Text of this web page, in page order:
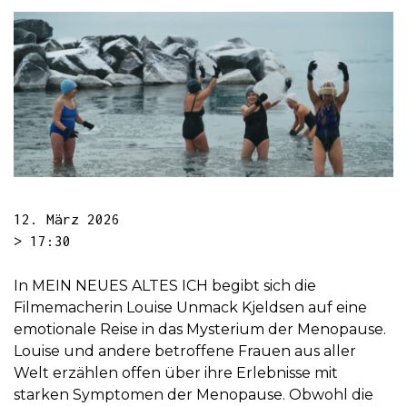
12. März 2026
> 17:30
In MEIN NEUES ALTES ICH begibt sich die
Filmemacherin Louise Unmack Kjeldsen auf eine
emotionale Reise in das Mysterium der Menopause.
Louise und andere betroffene Frauen aus aller
Welt erzählen offen über ihre Erlebnisse mit
starken Symptomen der Menopause. Obwohl die